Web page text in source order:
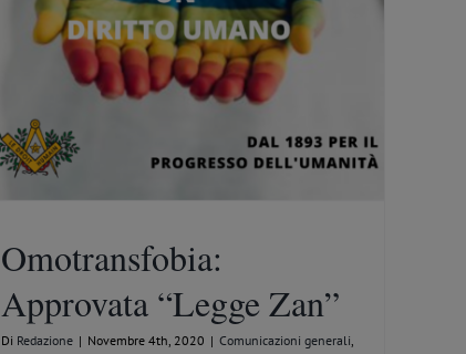
Omotransfobia:
Approvata “Legge Zan”
Di Redazione | Novembre 4th, 2020 | Comunicazioni generali,